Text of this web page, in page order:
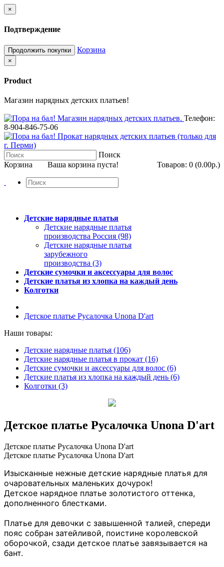
×
Подтверждение
Продолжить покупки Корзина
×
Product
Магазин нарядных детских платьев!
Телефон:
8-904-846-75-06
Поиск
Корзина
Товаров: 0 (0.00р.)
Ваша корзина пуста!
Детские нарядные платья
Детские нарядные платья
производства Россия (98)
Детские нарядные платья
зарубежного
производства (3)
Детские сумочки и аксессуары для волос
Детские платья из хлопка на каждый день
Колготки
Детское платье Русалочка Unona D'art
Наши товары:
Детские нарядные платья (106)
Детские нарядные платья в прокат (16)
Детские сумочки и аксессуары для волос (6)
Детские платья из хлопка на каждый день (6)
Колготки (3)
Детское платье Русалочка Unona D'art
Детское платье Русалочка Unona D'art
Детское платье Русалочка Unona D'art
Изысканные нежные детские нарядные платья для
очаровательных маленьких дочурок!
Детское нарядное платье золотистого оттенка,
дополненного блестками.
Платье для девочки с завышенной талией, спереди
пояс собран затейливой, поистине королевской
оборочкой, сзади детское платье завязывается на
бант.